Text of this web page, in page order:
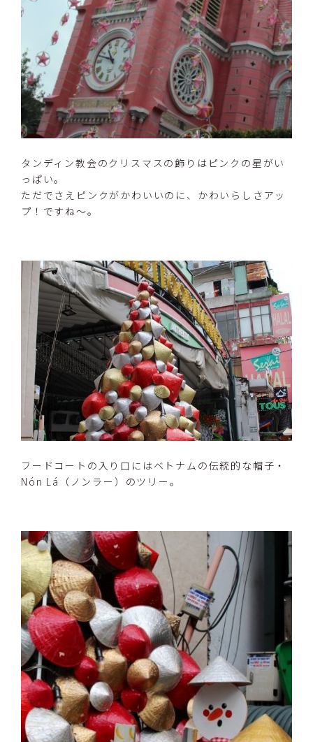
タンディン教会のクリスマスの飾りはピンクの星がい
っぱい。
ただでさえピンクがかわいいのに、かわいらしさアッ
プ！ですね～。
フードコートの入り口にはベトナムの伝統的な帽子・
Nón Lá（ノンラー）のツリー。